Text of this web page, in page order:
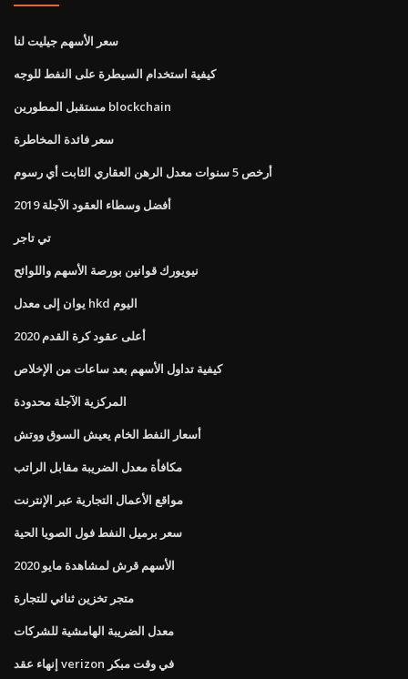
سعر الأسهم جيليت لنا
كيفية استخدام السيطرة على النفط للوجه
مستقبل المطورين blockchain
سعر فائدة المخاطرة
أرخص 5 سنوات معدل الرهن العقاري الثابت أي رسوم
أفضل وسطاء العقود الآجلة 2019
تي تاجر
نيويورك قوانين بورصة الأسهم واللوائح
يوان إلى معدل hkd اليوم
أعلى عقود كرة القدم 2020
كيفية تداول الأسهم بعد ساعات من الإخلاص
المركزية الآجلة محدودة
أسعار النفط الخام يعيش السوق ووتش
مكافأة معدل الضريبة مقابل الراتب
مواقع الأعمال التجارية عبر الإنترنت
سعر برميل النفط فول الصويا الحية
الأسهم قرش لمشاهدة مايو 2020
متجر تخزين ثنائي للتجارة
معدل الضريبة الهامشية للشركات
إنهاء عقد verizon في وقت مبكر